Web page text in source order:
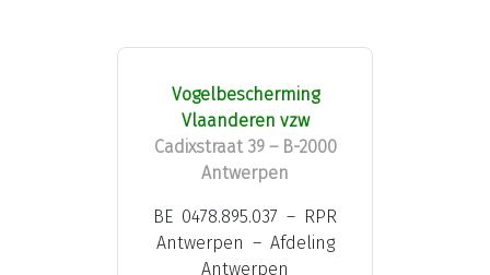
Vogelbescherming
Vlaanderen vzw
Cadixstraat 39 – B-2000
Antwerpen
BE 0478.895.037 – RPR
Antwerpen – Afdeling
Antwerpen